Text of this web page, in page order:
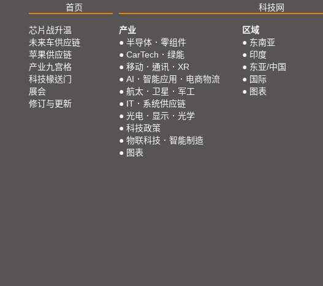
首页 科技网
芯片战升温
未来车供应链
苹果供应链
产业九宫格
科技椽送门
展会
修订与更新
产业
● 半导体．零组件
● CarTech．绿能
● 移动．通讯．XR
● AI．智能应用．电商物流
● 航太．卫星．军工
● IT．系统供应链
● 光电．显示．光学
● 科技政策
● 物联科技．智能制造
● 图表
区域
● 东南亚
● 印度
● 东亚/中国
● 国际
● 图表